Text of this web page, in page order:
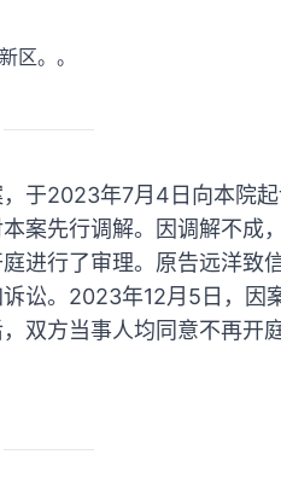
区。。
于2023年7月4日向本院
案先行调解。因调解不成
进行了审理。原告远洋致
讼。2023年12月5日，因
双方当事人均同意不再开